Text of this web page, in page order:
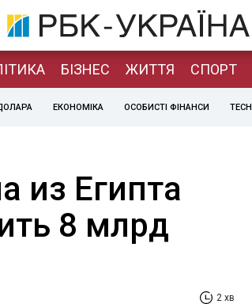
БІЗНЕС ЖИТТЯ СПОРТ
ЕКОНОМІКА ОСОБИСТІ ФІНАНСИ TECH
из Египта
8 млрд
2 хв